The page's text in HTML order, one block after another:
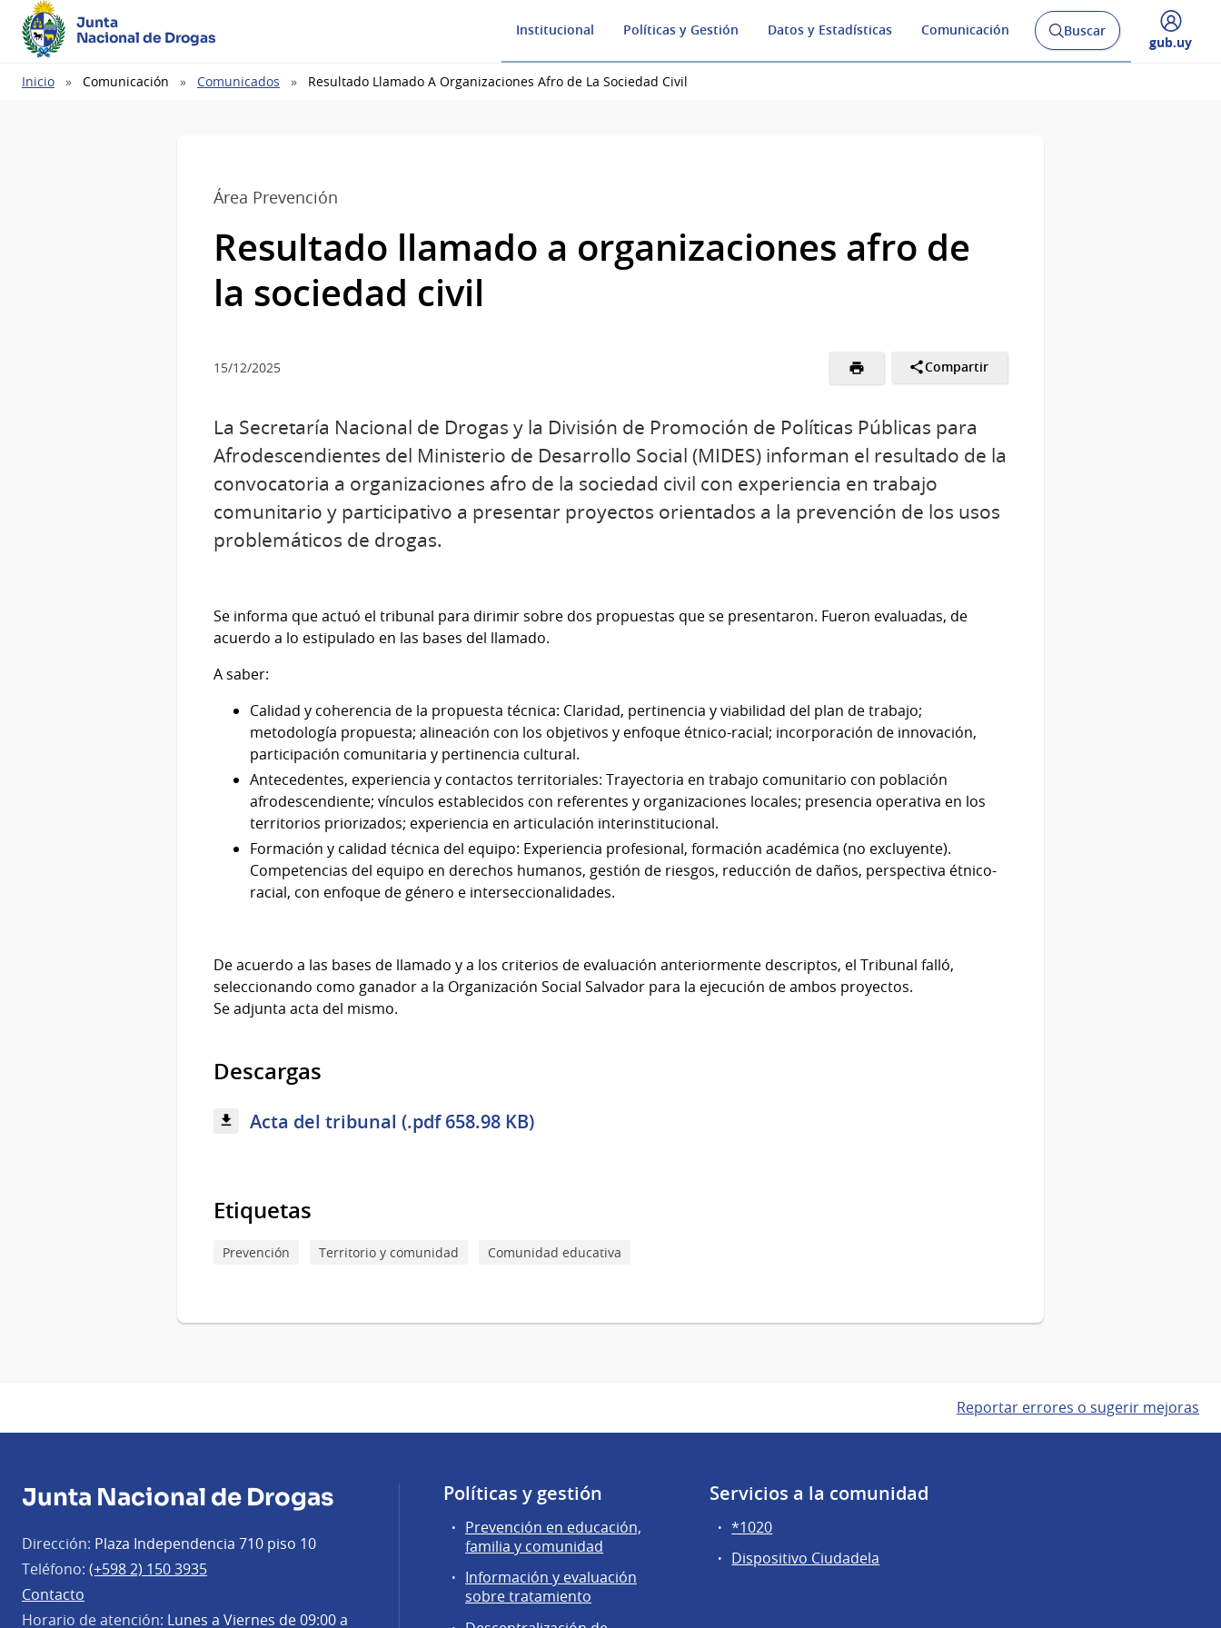
Junta
Nacional de Drogas
Institucional Políticas y Gestión Datos y Estadísticas Comunicación
Abrir
buscador
Buscar
Desplegar
gub.uy
Ruta
Inicio Comunicación Comunicados Resultado Llamado A Organizaciones Afro de La Sociedad Civil
Área Prevención
Resultado llamado a organizaciones afro de
la sociedad civil
15/12/2025 Compartir
La Secretaría Nacional de Drogas y la División de Promoción de Políticas Públicas para
Afrodescendientes del Ministerio de Desarrollo Social (MIDES) informan el resultado de la
convocatoria a organizaciones afro de la sociedad civil con experiencia en trabajo
comunitario y participativo a presentar proyectos orientados a la prevención de los usos
problemáticos de drogas.
Se informa que actuó el tribunal para dirimir sobre dos propuestas que se presentaron. Fueron evaluadas, de
acuerdo a lo estipulado en las bases del llamado.
A saber:
Calidad y coherencia de la propuesta técnica: Claridad, pertinencia y viabilidad del plan de trabajo;
metodología propuesta; alineación con los objetivos y enfoque étnico-racial; incorporación de innovación,
participación comunitaria y pertinencia cultural.
Antecedentes, experiencia y contactos territoriales: Trayectoria en trabajo comunitario con población
afrodescendiente; vínculos establecidos con referentes y organizaciones locales; presencia operativa en los
territorios priorizados; experiencia en articulación interinstitucional.
Formación y calidad técnica del equipo: Experiencia profesional, formación académica (no excluyente).
Competencias del equipo en derechos humanos, gestión de riesgos, reducción de daños, perspectiva étnico-
racial, con enfoque de género e interseccionalidades.
De acuerdo a las bases de llamado y a los criterios de evaluación anteriormente descriptos, el Tribunal falló,
seleccionando como ganador a la Organización Social Salvador para la ejecución de ambos proyectos.
Se adjunta acta del mismo.
Descargas
Acta del tribunal (.pdf 658.98 KB)
Etiquetas
Prevención Territorio y comunidad Comunidad educativa
Reportar errores o sugerir mejoras
Junta Nacional de Drogas
Dirección: Plaza Independencia 710 piso 10
Teléfono: (+598 2) 150 3935
Contacto
Horario de atención: Lunes a Viernes de 09:00 a
Políticas y gestión
Prevención en educación,
familia y comunidad
Información y evaluación
sobre tratamiento
Servicios a la comunidad
*1020
Dispositivo Ciudadela